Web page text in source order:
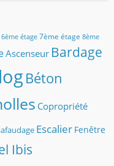
6ème étage 7ème étage 8ème
Ascenseur Bardage
Béton
Copropriété
Escalier Fenêtre
Ibis